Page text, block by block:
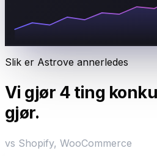
Slik er Astrove annerledes
Vi gjør 4 ting
gjør.
vs Shopify, WooCommerce